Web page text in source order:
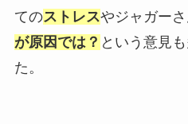
てのストレスやジャガー
が原因では？ という意見
た。